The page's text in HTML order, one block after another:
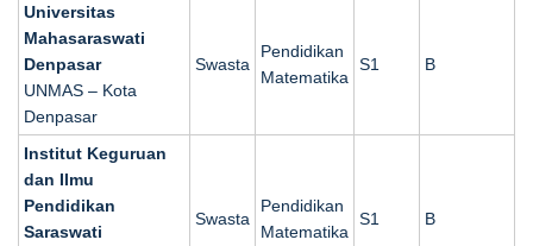
Universitas
Mahasaraswati
Denpasar
UNMAS – Kota
Denpasar
Swasta
Pendidikan
Matematika
S1 B
Institut Keguruan
dan Ilmu
Pendidikan
Saraswati
Swasta
Pendidikan
Matematika
S1 B